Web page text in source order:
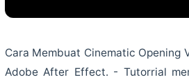
Cinematic
-
Tutorial
Cara Membuat Cinematic Opening
Adobe After Effect. - Tutorrial